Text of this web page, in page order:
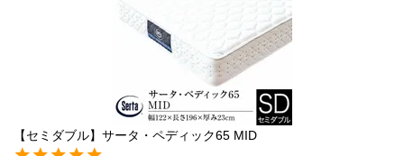
ボックスシーツ ベッドパッド
毛布
パジャマ
枕
【セミダブル】サータ・ペディック65 MID